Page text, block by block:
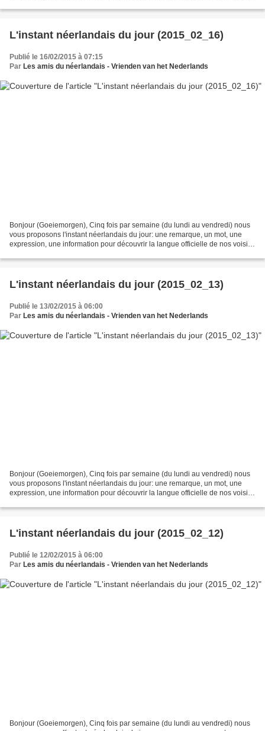
L'instant néerlandais du jour (2015_02_16)
Publié le 16/02/2015 à 07:15
Par Les amis du néerlandais - Vrienden van het Nederlands
Bonjour (Goeiemorgen), Cinq fois par semaine (du lundi au vendredi) nous
vous proposons l'instant néerlandais du jour: une remarque, un mot, une
expression, une information pour découvrir la langue officielle de nos voisins
L'instant néerlandais du jour (2015_02_13)
Publié le 13/02/2015 à 06:00
Par Les amis du néerlandais - Vrienden van het Nederlands
Bonjour (Goeiemorgen), Cinq fois par semaine (du lundi au vendredi) nous
vous proposons l'instant néerlandais du jour: une remarque, un mot, une
expression, une information pour découvrir la langue officielle de nos voisins
L'instant néerlandais du jour (2015_02_12)
Publié le 12/02/2015 à 06:00
Par Les amis du néerlandais - Vrienden van het Nederlands
Bonjour (Goeiemorgen), Cinq fois par semaine (du lundi au vendredi) nous